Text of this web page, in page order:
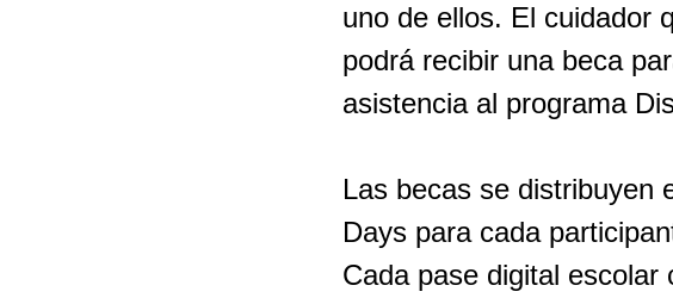
uno de ellos. El cuidador
podrá recibir una beca
asistencia al programa
Las becas se distribuyen
Days para cada
Cada pase digital